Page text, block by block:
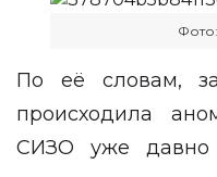
По её словам,
происходила
СИЗО уже давно